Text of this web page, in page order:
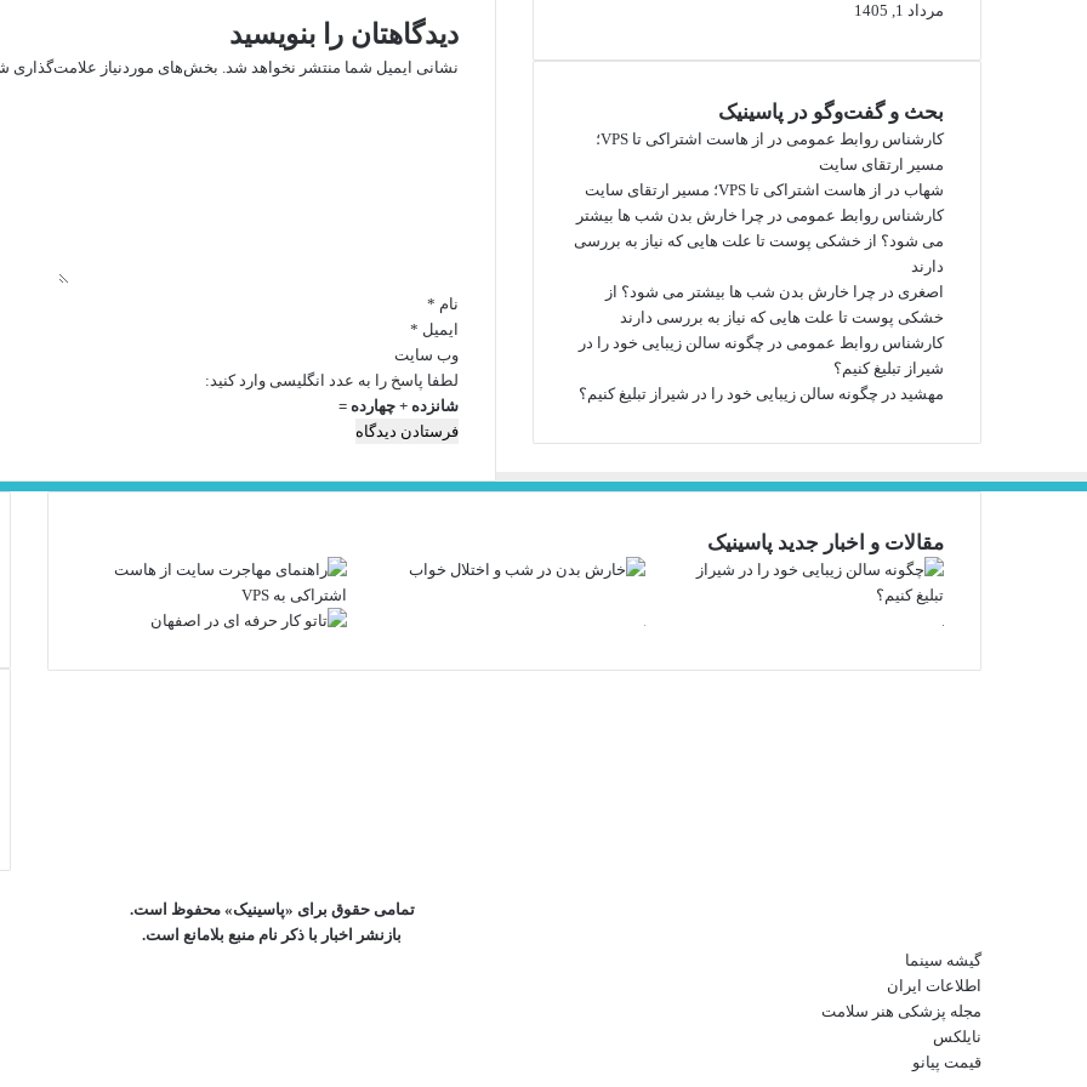
دیدگاهتان را بنویسید
نشانی ایمیل شما منتشر نخواهد شد. بخش‌های موردنیاز علامت‌گذاری
نام *
ایمیل *
وب‌ سایت
لطفا پاسخ را به عدد انگلیسی وارد کنید:
شانزده + چهارده =
مرداد 1, 1405
بحث و گفت‌وگو در پاسینیک
کارشناس روابط عمومی در
از هاست اشتراکی تا VPS؛
مسیر ارتقای سایت
شهاب در از هاست اشتراکی تا VPS؛ مسیر ارتقای سایت
کارشناس روابط عمومی در چرا خارش بدن شب ها بیشتر
می شود؟ از خشکی پوست تا علت هایی که نیاز به بررسی
دارند
اصغری در چرا خارش بدن شب ها بیشتر می شود؟ از
خشکی پوست تا علت هایی که نیاز به بررسی دارند
کارشناس روابط عمومی در چگونه سالن زیبایی خود را در
شیراز تبلیغ کنیم؟
مهشید در چگونه سالن زیبایی خود را در شیراز تبلیغ کنیم؟
مقالات و اخبار جدید پاسینیک
تمامی حقوق برای «پاسینیک» محفوظ است.
بازنشر اخبار با ذکر نام منبع بلامانع است.
گیشه سینما
اطلاعات ایران
مجله پزشکی هنر سلامت
نایلکس
قیمت پیانو